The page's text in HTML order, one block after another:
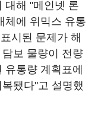
대해 "메인넷 론
체에 위믹스 유통
시된 문제가 해
보 물량이 전량
통량 계획표에
됐다"고 설명했